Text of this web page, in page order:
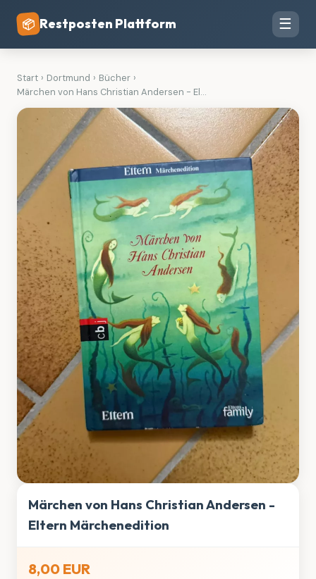
📦 Restposten Plattform ☰
Start › Dortmund › Bücher ›
Märchen von Hans Christian Andersen - El...
Märchen von Hans Christian Andersen -
Eltern Märchenedition
8,00 EUR